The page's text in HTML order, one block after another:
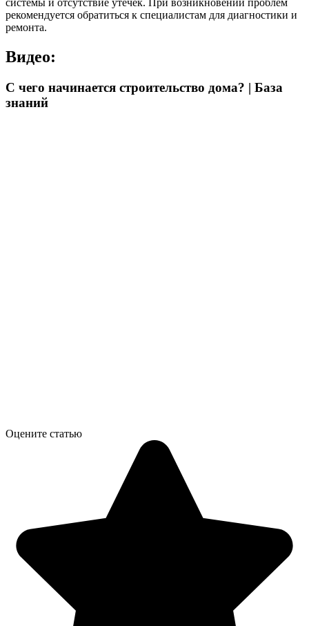
системы и отсутствие утечек. При возникновении проблем
рекомендуется обратиться к специалистам для диагностики и
ремонта.
Видео:
С чего начинается строительство дома? | База
знаний
Оцените статью